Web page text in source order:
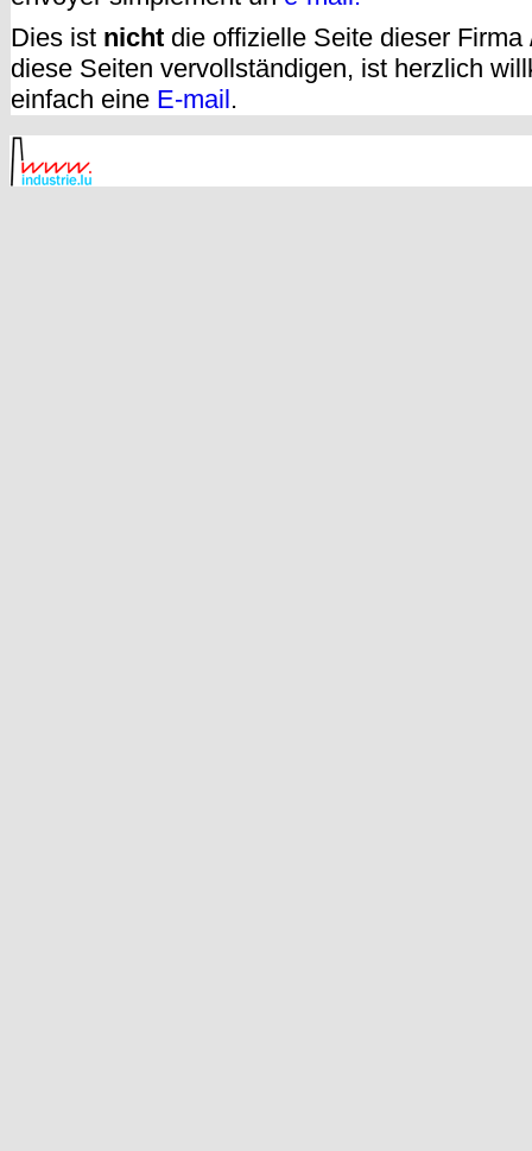
Dies ist nicht die offizielle Seite dieser
diese Seiten vervollständigen, ist herzlich
einfach eine E-mail.